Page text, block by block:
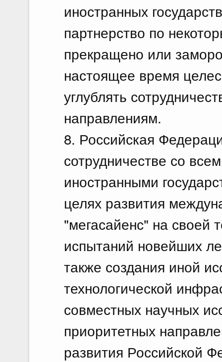
иностранных
партнерство по
прекращено или
настоящее время
углублять
направлениям.
8. Российская
сотрудничестве со
иностранными
целях развития
"мегасайенс" на своей
испытаний новейших
также создания иной
технологической
совместных научных
приоритетных
развития Российской